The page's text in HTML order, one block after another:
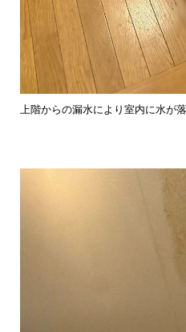
上階からの漏水により室内に水が